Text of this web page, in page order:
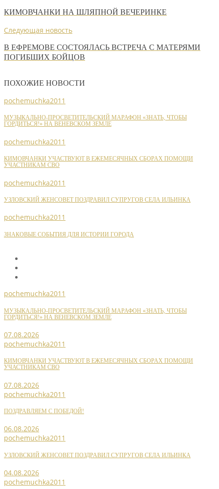
КИМОВЧАНКИ НА ШЛЯПНОЙ ВЕЧЕРИНКЕ
Следующая новость
В ЕФРЕМОВЕ СОСТОЯЛАСЬ ВСТРЕЧА С МАТЕРЯМИ
ПОГИБШИХ БОЙЦОВ
ПОХОЖИЕ НОВОСТИ
pochemuchka2011
МУЗЫКАЛЬНО-ПРОСВЕТИТЕЛЬСКИЙ МАРАФОН «ЗНАТЬ, ЧТОБЫ
ГОРДИТЬСЯ!» НА ВЕНЕВСКОМ ЗЕМЛЕ
pochemuchka2011
КИМОВЧАНКИ УЧАСТВУЮТ В ЕЖЕМЕСЯЧНЫХ СБОРАХ ПОМОЩИ
УЧАСТНИКАМ СВО
pochemuchka2011
УЗЛОВСКИЙ ЖЕНСОВЕТ ПОЗДРАВИЛ СУПРУГОВ СЕЛА ИЛЬИНКА
pochemuchka2011
ЗНАКОВЫЕ СОБЫТИЯ ДЛЯ ИСТОРИИ ГОРОДА
pochemuchka2011
МУЗЫКАЛЬНО-ПРОСВЕТИТЕЛЬСКИЙ МАРАФОН «ЗНАТЬ, ЧТОБЫ
ГОРДИТЬСЯ!» НА ВЕНЕВСКОМ ЗЕМЛЕ
07.08.2026
pochemuchka2011
КИМОВЧАНКИ УЧАСТВУЮТ В ЕЖЕМЕСЯЧНЫХ СБОРАХ ПОМОЩИ
УЧАСТНИКАМ СВО
07.08.2026
pochemuchka2011
ПОЗДРАВЛЯЕМ С ПОБЕДОЙ!
06.08.2026
pochemuchka2011
УЗЛОВСКИЙ ЖЕНСОВЕТ ПОЗДРАВИЛ СУПРУГОВ СЕЛА ИЛЬИНКА
04.08.2026
pochemuchka2011